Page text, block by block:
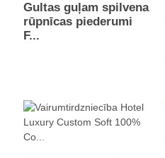
Gultas guļam spilvena
rūpnīcas piederumi
F...